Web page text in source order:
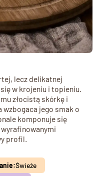
lecz delikatnej
w krojeniu i topieniu.
złocistą skórkę i
wzbogaca jego smak o
komponuje się
profil.
Świeże